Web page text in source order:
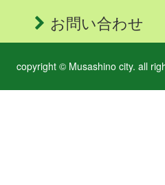
お問い合わせ
copyright © Musashino city. all